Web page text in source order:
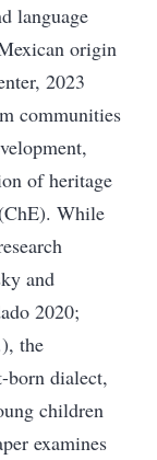
language
origin
2023
communities
of heritage
While
and
2020;
the
born dialect,
children
examines